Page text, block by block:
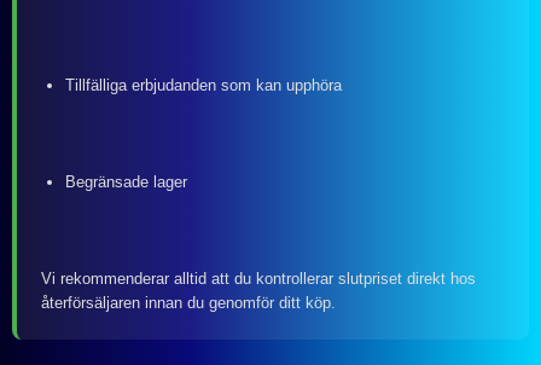
Tillfälliga erbjudanden som kan upphöra
Begränsade lager
Vi rekommenderar alltid att du kontrollerar slutpriset direkt hos
återförsäljaren innan du genomför ditt köp.